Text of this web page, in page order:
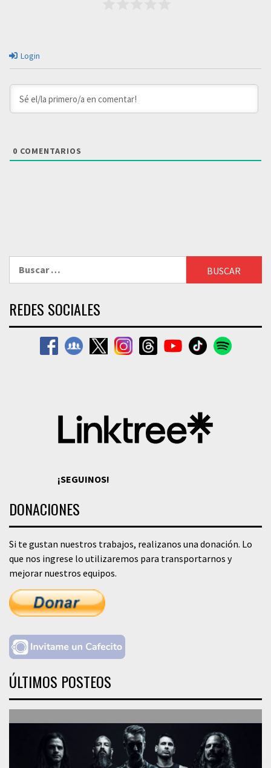
Login
0 COMENTARIOS
REDES SOCIALES
¡SEGUINOS!
DONACIONES
Si te gustan nuestros trabajos, realizanos una donación. Lo
que nos ingrese lo utilizaremos para transportarnos y
mejorar nuestros equipos.
ÚLTIMOS POSTEOS